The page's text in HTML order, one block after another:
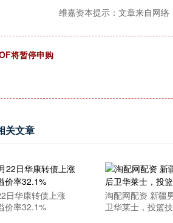
维嘉资本提示：文章来自网络
将暂停申购
关文章
日华康转债上涨
价率32.1%
淘配网配资 新疆
卫华莱士，投篮